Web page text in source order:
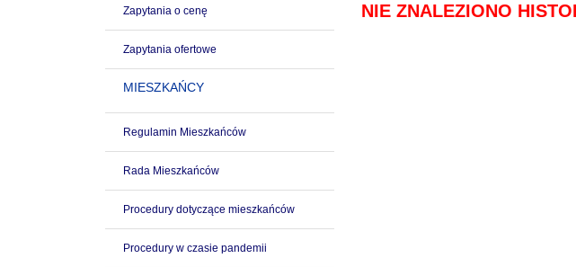
Zapytania o cenę
Zapytania ofertowe
MIESZKAŃCY
Regulamin Mieszkańców
Rada Mieszkańców
Procedury dotyczące mieszkańców
Procedury w czasie pandemii
NIE ZNALEZIONO